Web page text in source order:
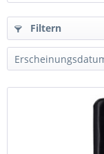
Filtern